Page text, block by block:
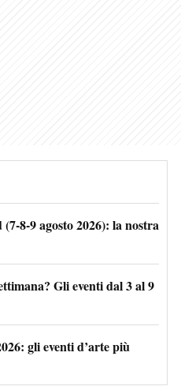
8-9 agosto 2026): la nostra
Gli eventi dal 3 al 9
gli eventi d’arte più